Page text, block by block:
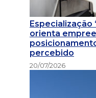
Especialização
orienta
percebido
20/07/2026